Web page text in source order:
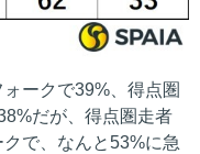
ークで39%、得点圏
だが、得点圏走者
で、なんと53%に急